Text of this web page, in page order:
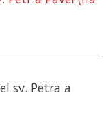
sv. Petra a